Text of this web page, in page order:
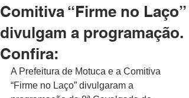
Comitiva “Firme no Laço”
divulgam a programação.
Confira:
A Prefeitura de Motuca e a Comitiva
“Firme no Laço” divulgaram a